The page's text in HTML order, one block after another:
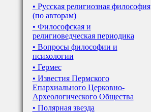
• Русская религиозная философия
(по авторам)
• Философская и
религиоведческая периодика
• Вопросы философии и
психологии
• Гермес
• Известия Пермского
Епархиального Церковно-
Археологического Общества
• Полярная звезда